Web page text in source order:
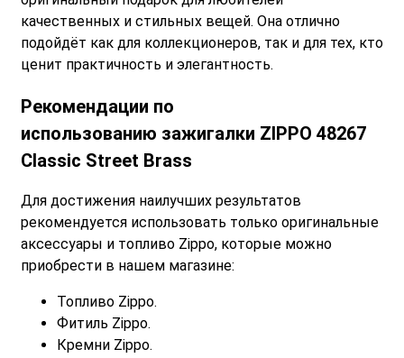
качественных и стильных вещей. Она отлично
подойдёт как для коллекционеров, так и для тех, кто
ценит практичность и элегантность.
Рекомендации по
использованию зажигалки ZIPPO 48267
Classic Street Brass
Для достижения наилучших результатов
рекомендуется использовать только оригинальные
аксессуары и топливо Zippo, которые можно
приобрести в нашем магазине:
Топливо Zippo.
Фитиль Zippo.
Кремни Zippo.